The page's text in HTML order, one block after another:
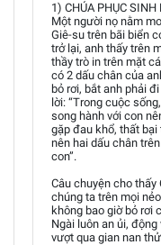
1) CHÚA PHỤC
Một người nọ nằm
Giê-su trên bãi biển
trở lại, anh thấy trên
thầy trò in trên mặt
có 2 dấu chân của
bỏ rơi, bắt anh phải
lời: “Trong cuộc
song hành với con
gặp đau khổ, thất bại
nên hai dấu chân
con”.
Câu chuyện cho thấy
chúng ta trên mọi
không bao giờ bỏ rơi
Ngài luôn an ủi,
vượt qua gian nan